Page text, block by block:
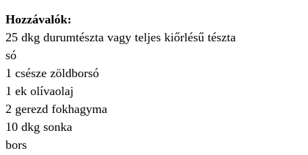
Hozzávalók:
25 dkg durumtészta vagy teljes kiőrlésű tészta
só
1 csésze zöldborsó
1 ek olívaolaj
2 gerezd fokhagyma
10 dkg sonka
bors